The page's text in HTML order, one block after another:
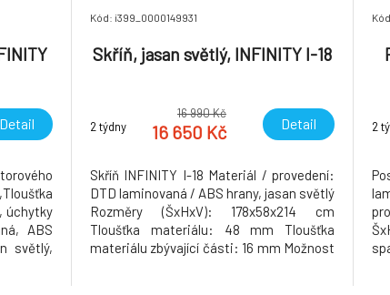
Detail
úchytky
ABS
světlý,
Kód: i399_0000149931
Skříň, jasan světlý, INFINITY I-18
2 týdny
16 990 Kč
16 650 Kč Detail
Skříň INFINITY I-18 Materiál / provedení:
DTD laminovaná / ABS hrany, jasan světlý
Rozměry (ŠxHxV): 178x58x214 cm
Tloušťka materiálu: 48 mm Tloušťka
materiálu zbývající části: 16 mm Možnost
2